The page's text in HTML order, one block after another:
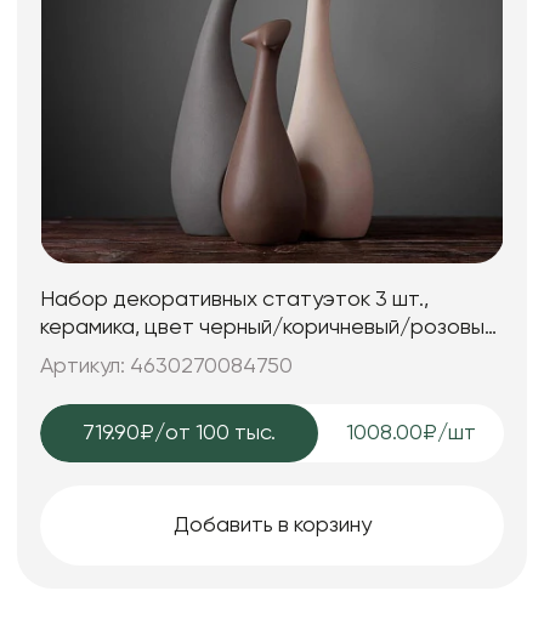
Набор декоративных статуэток 3 шт.,
керамика, цвет черный/коричневый/розовый,
25*7; 25*7; 15*6 см.
Артикул: 4630270084750
719.90₽/от 100 тыс. 1008.00₽/шт
Добавить в корзину